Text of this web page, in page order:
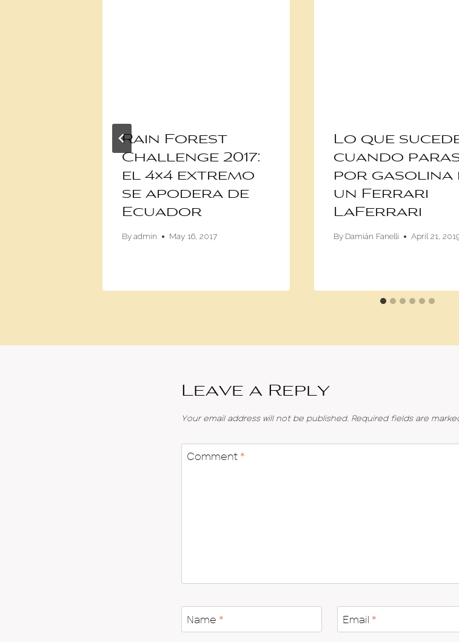
Rain Forest
Challenge 2017:
el 4×4 extremo
se apodera de
Ecuador
Byadmin May 16, 2017
Lo que
cuando
por gasolina
un Ferrari
LaFerrari
By Damián Fanelli April 21,
Leave a Reply
Your email address will not be published. Required fields are
Comment *
Name * Email *